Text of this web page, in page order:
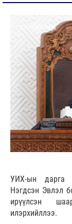
УИХ-ын дарга
Нэгдсэн Эвлэл
ирүүлсэн
илэрхийллээ.